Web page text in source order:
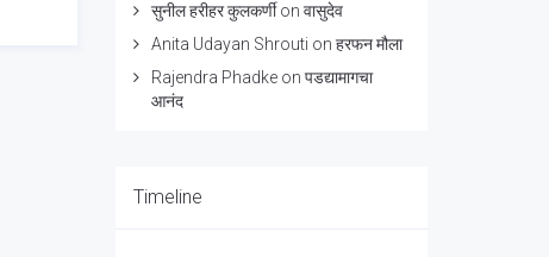
सुनील हरीहर कुलकर्णीon वासुदेव
Anita Udayan Shrouti on हरफन मौला
Rajendra Phadkeon पडद्यामागचा
आनंद
Timeline